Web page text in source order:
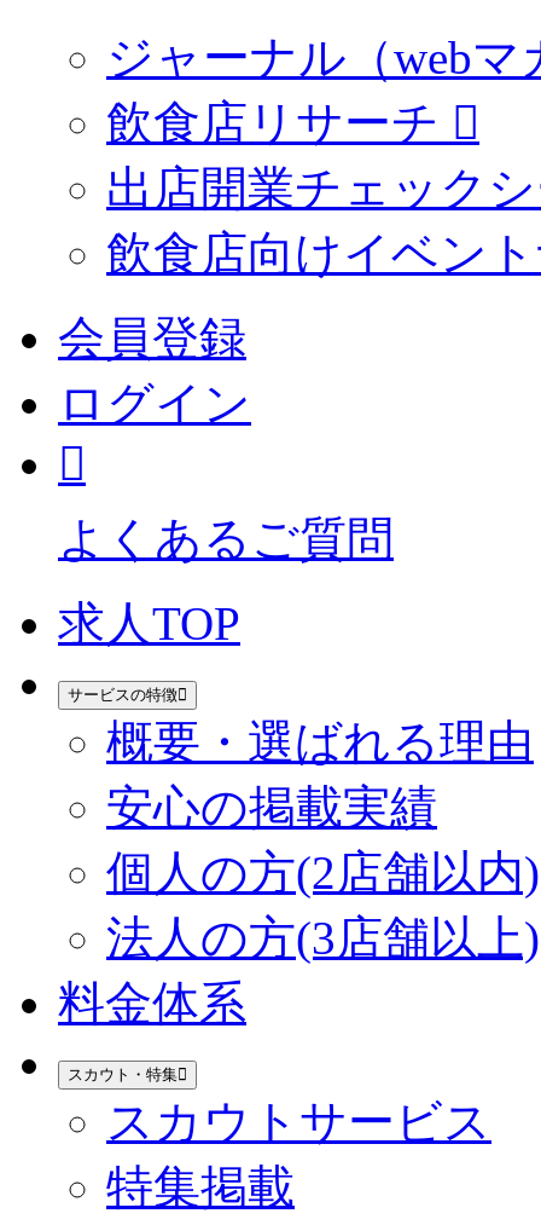
ジャーナル（webマ
飲食店リサーチ
出店開業チェック
飲食店向けイベン
会員登録
ログイン
よくあるご質問
求人TOP
サービスの特徴
概要・選ばれる理由
安心の掲載実績
個人の方(2店舗以内)
法人の方(3店舗以上)
料金体系
スカウト・特集
スカウトサービス
特集掲載